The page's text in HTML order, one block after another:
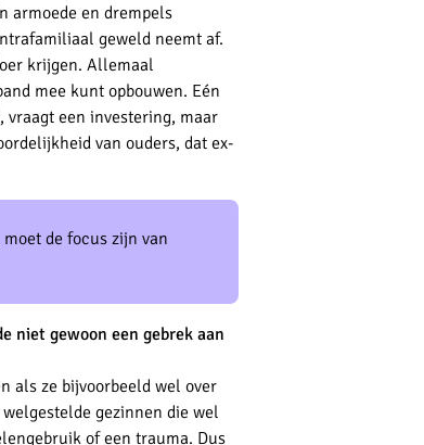
armoede en drempels
geweld neemt af.
krijgen. Allemaal
mee kunt opbouwen. Eén
een investering, maar
van ouders, dat ex-
de focus zijn van
niet gewoon een gebrek aan
als ze bijvoorbeeld wel over
gezinnen die wel
of een trauma. Dus